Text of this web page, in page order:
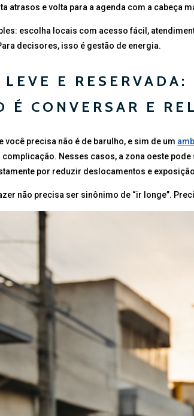
atrasos e volta para a agenda com a cabeça
escolha locais com acesso fácil,
decisores, isso é gestão de energia.
E RESERVADA:
É CONVERSAR E
você precisa não é de barulho, e sim de um
complicação. Nesses casos, a zona oeste
por reduzir deslocamentos e
não precisa ser sinônimo de “ir longe”.